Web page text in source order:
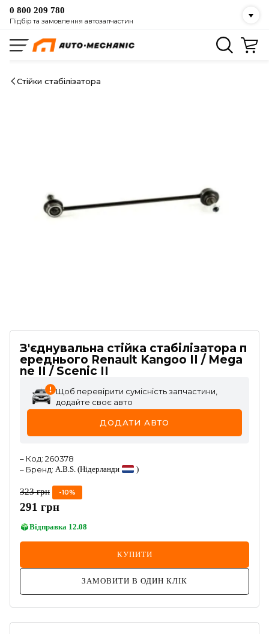
0 800 209 780
Підбір та замовлення автозапчастин
Стійки стабілізатора
З'єднувальна стійка стабілізатора п
ереднього Renault Kangoo II / Mega
ne II / Scenic II
Щоб перевірити сумісність запчастини,
додайте своє авто
ДОДАТИ АВТО
– Код: 260378
– Бренд: A.B.S. (Нідерланди )
323 грн -10%
291 грн
Відправка 12.08
КУПИТИ
ЗАМОВИТИ В ОДИН КЛІК